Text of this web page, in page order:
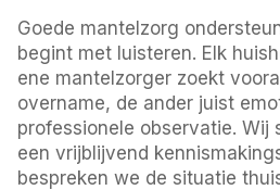
Goede mantelzorg
begint met luisteren. Elk
ene mantelzorger zoekt
overname, de ander juist
professionele observatie. Wij
een vrijblijvend
bespreken we de situatie